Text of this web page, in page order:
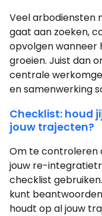
Veel arbodiensten
gaat aan zoeken,
opvolgen
groeien. Juist dan
centrale
en samenwerking
Checklist: houd
jouw trajecten?
Om te controleren
jouw re-
checklist
kunt
houdt op al jouw